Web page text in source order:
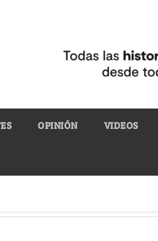
OPINIÓN VIDEOS